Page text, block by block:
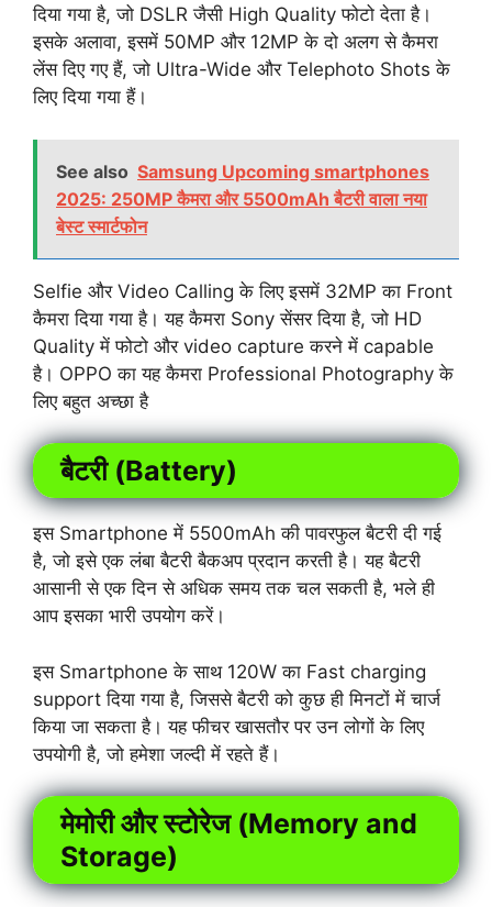
दिया गया है, जो DSLR जैसी High Quality फोटो देता है।
इसके अलावा, इसमें 50MP और 12MP के दो अलग से कैमरा
लेंस दिए गए हैं, जो Ultra-Wide और Telephoto Shots के
लिए दिया गया हैं।
See also Samsung Upcoming smartphones
2025: 250MP कैमरा और 5500mAh बैटरी वाला नया
बेस्ट स्मार्टफोन
Selfie और Video Calling के लिए इसमें 32MP का Front
कैमरा दिया गया है। यह कैमरा Sony सेंसर दिया है, जो HD
Quality में फोटो और video capture करने में capable
है। OPPO का यह कैमरा Professional Photography के
लिए बहुत अच्छा है
बैटरी (Battery)
इस Smartphone में 5500mAh की पावरफुल बैटरी दी गई
है, जो इसे एक लंबा बैटरी बैकअप प्रदान करती है। यह बैटरी
आसानी से एक दिन से अधिक समय तक चल सकती है, भले ही
आप इसका भारी उपयोग करें।
इस Smartphone के साथ 120W का Fast charging
support दिया गया है, जिससे बैटरी को कुछ ही मिनटों में चार्ज
किया जा सकता है। यह फीचर खासतौर पर उन लोगों के लिए
उपयोगी है, जो हमेशा जल्दी में रहते हैं।
मेमोरी और स्टोरेज (Memory and
Storage)